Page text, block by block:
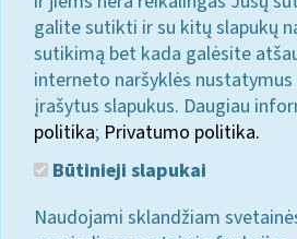
galite sutikti ir su kitų slapukų
sutikimą bet kada galėsite
interneto naršyklės
įrašytus slapukus. Daugiau
politika; Privatumo politika.
Būtinieji slapukai
Naudojami sklandžiam